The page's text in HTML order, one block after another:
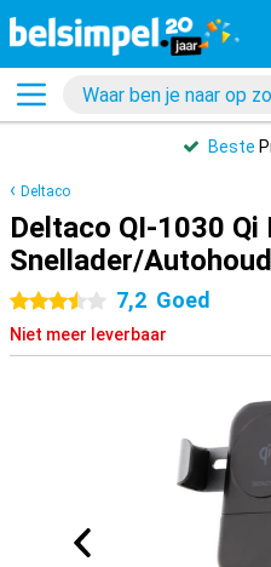
Beste
Deltaco
Deltaco QI-1030 Qi
Snellader/
3.5 sterren
7,2 Goed
Niet meer leverbaar